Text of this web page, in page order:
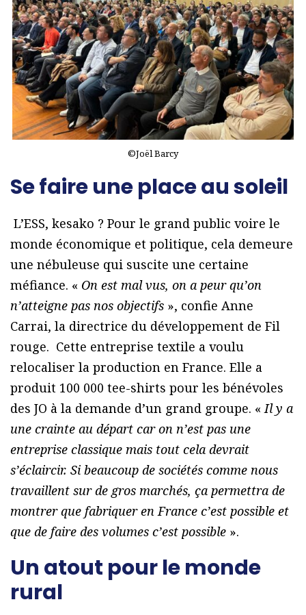
©Joël Barcy
Se faire une place au soleil
L’ESS, kesako ? Pour le grand public voire le
monde économique et politique, cela demeure
une nébuleuse qui suscite une certaine
méfiance. « On est mal vus, on a peur qu’on
n’atteigne pas nos objectifs », confie Anne
Carrai, la directrice du développement de Fil
rouge. Cette entreprise textile a voulu
relocaliser la production en France. Elle a
produit 100 000 tee-shirts pour les bénévoles
des JO à la demande d’un grand groupe. «Il y a
une crainte au départ car on n’est pas une
entreprise classique mais tout cela devrait
s’éclaircir. Si beaucoup de sociétés comme nous
travaillent sur de gros marchés, ça permettra de
montrer que fabriquer en France c’est possible et
que de faire des volumes c’est possible ».
Un atout pour le monde
rural